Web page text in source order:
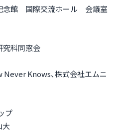
念館 国際交流ホール 会議室
究科同窓会
Knows、株式会社エムニ
プ
大